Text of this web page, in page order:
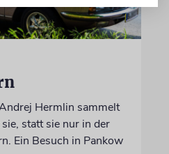
Hermlin sammelt
statt sie nur in der
Ein Besuch in Pankow